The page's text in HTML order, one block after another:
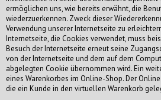
ermöglichen uns, wie bereits erwähnt, die
wiederzuerkennen. Zweck dieser
Verwendung unserer Internetseite zu
Internetseite, die Cookies verwendet, muss
Besuch der Internetseite erneut seine
von der Internetseite und dem auf dem
abgelegten Cookie übernommen wird. Ein
eines Warenkorbes im Online-Shop. Der
die ein Kunde in den virtuellen Warenkorb